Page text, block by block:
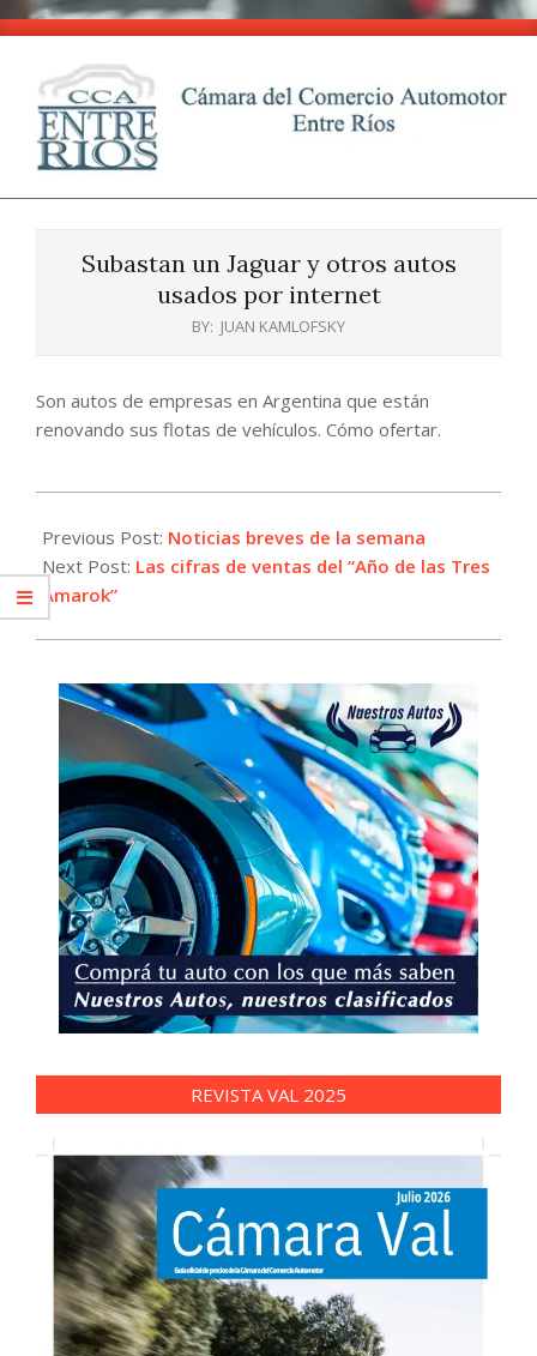
Skip
content
CCA
EntreSubastan un Jaguar y otros autos
usados por internet
BY: JUAN KAMLOFSKY
Son autos de empresas en Argentina que están
renovando sus flotas de vehículos. Cómo ofertar.
01-
10
Previous Post: Noticias breves de la semana
Next Post: Las cifras de ventas del “Año de las Tres
Amarok”
REVISTA VAL 2025